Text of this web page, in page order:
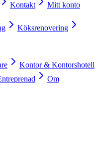
Kontakt
Mitt konto
Köksrenovering
Kontor & Kontorshotell
Om